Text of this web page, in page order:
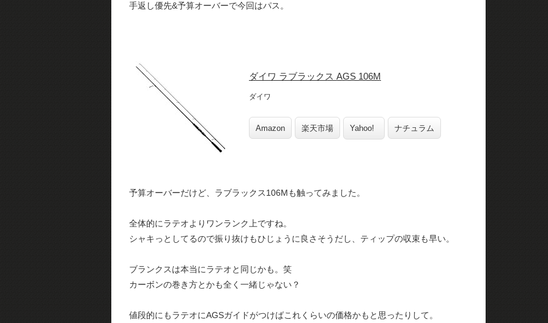
手返し優先&予算オーバーで今回はパス。
ダイワ ラブラックス AGS 106M
ダイワ
Amazon 楽天市場 Yahoo! ナチュラム
予算オーバーだけど、ラブラックス106Mも触ってみました。
全体的にラテオよりワンランク上ですね。
シャキっとしてるので振り抜けもひじょうに良さそうだし、ティップの収束も早い。
ブランクスは本当にラテオと同じかも。笑
カーボンの巻き方とかも全く一緒じゃない？
値段的にもラテオにAGSガイドがつけばこれくらいの価格かもと思ったりして。